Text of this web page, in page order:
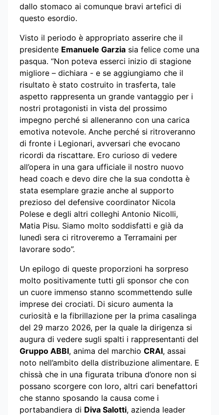
dallo stomaco ai comunque bravi artefici di
questo esordio.
Visto il periodo è appropriato asserire che il
presidente Emanuele Garzia sia felice come una
pasqua. “Non poteva esserci inizio di stagione
migliore – dichiara - e se aggiungiamo che il
risultato è stato costruito in trasferta, tale
aspetto rappresenta un grande vantaggio per i
nostri protagonisti in vista del prossimo
impegno perché si alleneranno con una carica
emotiva notevole. Anche perché si ritroveranno
di fronte i Legionari, avversari che evocano
ricordi da riscattare. Ero curioso di vedere
all’opera in una gara ufficiale il nostro nuovo
head coach e devo dire che la sua condotta è
stata esemplare grazie anche al supporto
prezioso del defensive coordinator Nicola
Polese e degli altri colleghi Antonio Nicolli,
Matia Pisu. Siamo molto soddisfatti e già da
lunedì sera ci ritroveremo a Terramaini per
lavorare sodo”.
Un epilogo di queste proporzioni ha sorpreso
molto positivamente tutti gli sponsor che con
un cuore immenso stanno scommettendo sulle
imprese dei crociati. Di sicuro aumenta la
curiosità e la fibrillazione per la prima casalinga
del 29 marzo 2026, per la quale la dirigenza si
augura di vedere sugli spalti i rappresentanti del
Gruppo ABBI, anima del marchio CRAI, assai
noto nell’ambito della distribuzione alimentare. E
chissà che in una figurata tribuna d’onore non si
possano scorgere con loro, altri cari benefattori
che stanno sposando la causa come i
portabandiera di Diva Salotti, azienda leader